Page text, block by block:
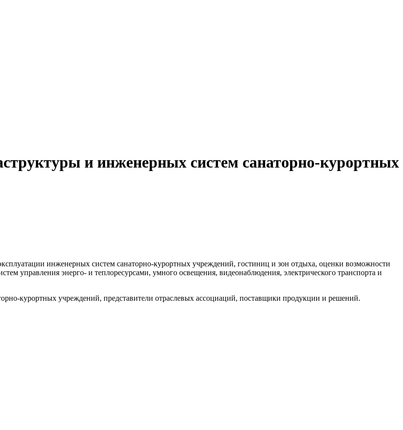
и инженерных систем санаторно-курортных
инженерных систем санаторно-курортных учреждений, гостиниц и зон отдыха, оценки возможности
управления энерго- и теплоресурсами, умного освещения, видеонаблюдения, электрического транспорта и
курортных учреждений, представители отраслевых ассоциаций, поставщики продукции и решений.